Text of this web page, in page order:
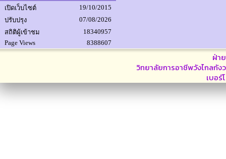
เปิดเว็บไซต์
19/10/2015
ปรับปรุง
07/08/2026
สถิติผู้เข้าชม
18340957
Page Views
8388607
ฝ่า
วิทยาลัยการอาชีพวังไกลกัง
เบอ